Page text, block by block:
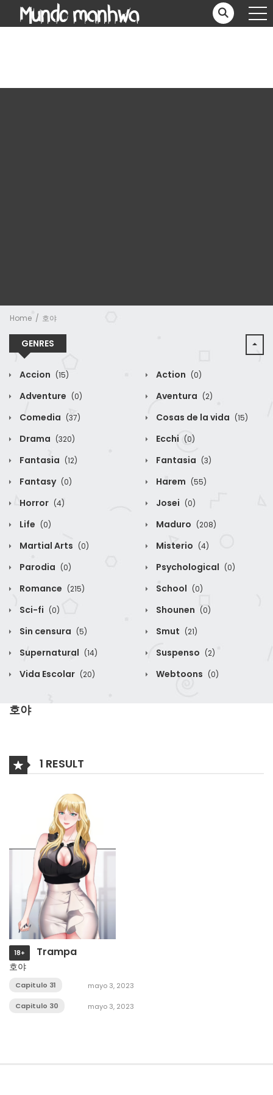
Home 호야
GENRES
Accion (15) Action (0)
Adventure (0) Aventura (2)
Comedia (37) Cosas de la vida (15)
Drama (320) Ecchi (0)
Fantasia (12) Fantasia (3)
Fantasy (0) Harem (55)
Horror (4) Josei (0)
Life (0) Maduro (208)
Martial Arts (0) Misterio (4)
Parodia (0) Psychological (0)
Romance (215) School (0)
Sci-fi (0) Shounen (0)
Sin censura (5) Smut (21)
Supernatural (14) Suspenso (2)
Vida Escolar (20) Webtoons (0)
호야
1 RESULT
18+ Trampa
호야
Capitulo 31 mayo 3, 2023
Capitulo 30 mayo 3, 2023